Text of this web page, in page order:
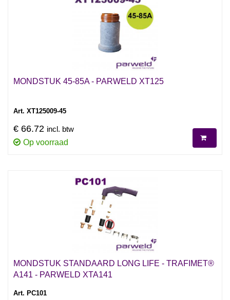
MONDSTUK 45-85A - PARWELD XT125
Art. XT125009-45
€ 66.72 incl. btw
Op voorraad
MONDSTUK STANDAARD LONG LIFE - TRAFIMET®
A141 - PARWELD XTA141
Art. PC101